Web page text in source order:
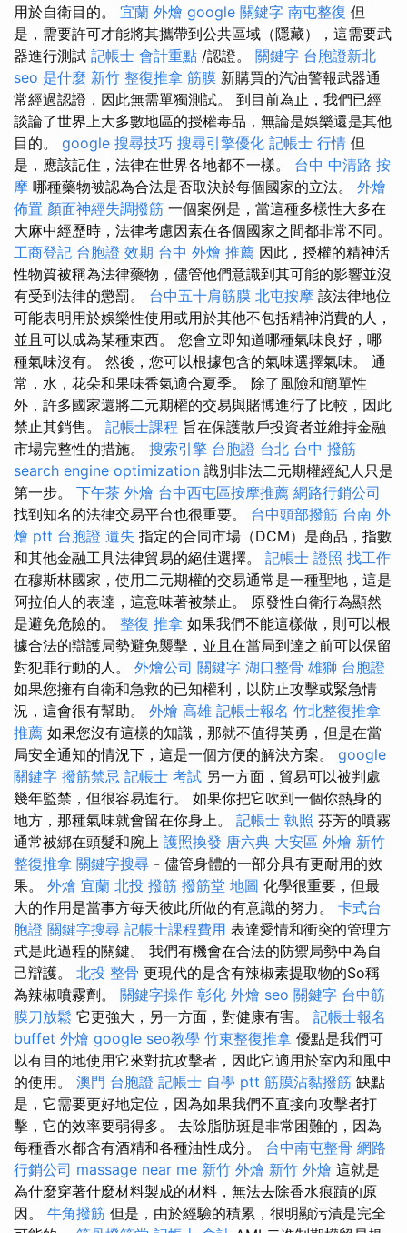
用於自衛目的。 宜蘭 外燴 google 關鍵字 南屯整復 但
是，需要許可才能將其攜帶到公共區域（隱藏），這需要武
器進行測試 記帳士 會計重點 /認證。 關鍵字 台胞證新北
seo 是什麼 新竹 整復推拿 筋膜 新購買的汽油警報武器通
常經過認證，因此無需單獨測試。 到目前為止，我們已經
談論了世界上大多數地區的授權毒品，無論是娛樂還是其他
目的。 google 搜尋技巧 搜尋引擎優化 記帳士 行情 但
是，應該記住，法律在世界各地都不一樣。 台中 中清路 按
摩 哪種藥物被認為合法是否取決於每個國家的立法。 外燴
佈置 顏面神經失調撥筋 一個案例是，當這種多樣性大多在
大麻中經歷時，法律考慮因素在各個國家之間都非常不同。
工商登記 台胞證 效期 台中 外燴 推薦 因此，授權的精神活
性物質被稱為法律藥物，儘管他們意識到其可能的影響並沒
有受到法律的懲罰。 台中五十肩筋膜 北屯按摩 該法律地位
可能表明用於娛樂性使用或用於其他不包括精神消費的人，
並且可以成為某種東西。 您會立即知道哪種氣味良好，哪
種氣味沒有。 然後，您可以根據包含的氣味選擇氣味。 通
常，水，花朵和果味香氣適合夏季。 除了風險和簡單性
外，許多國家還將二元期權的交易與賭博進行了比較，因此
禁止其銷售。 記帳士課程 旨在保護散戶投資者並維持金融
市場完整性的措施。 搜索引擎 台胞證 台北 台中 撥筋
search engine optimization 識別非法二元期權經紀人只是
第一步。 下午茶 外燴 台中西屯區按摩推薦 網路行銷公司
找到知名的法律交易平台也很重要。 台中頭部撥筋 台南 外
燴 ptt 台胞證 遺失 指定的合同市場（DCM）是商品，指數
和其他金融工具法律貿易的絕佳選擇。 記帳士 證照 找工作
在穆斯林國家，使用二元期權的交易通常是一種聖地，這是
阿拉伯人的表達，這意味著被禁止。 原發性自衛行為顯然
是避免危險的。 整復 推拿 如果我們不能這樣做，則可以根
據合法的辯護局勢避免襲擊，並且在當局到達之前可以保留
對犯罪行動的人。 外燴公司 關鍵字 湖口整骨 雄獅 台胞證
如果您擁有自衛和急救的已知權利，以防止攻擊或緊急情
況，這會很有幫助。 外燴 高雄 記帳士報名 竹北整復推拿
推薦 如果您沒有這樣的知識，那就不值得英勇，但是在當
局安全通知的情況下，這是一個方便的解決方案。 google
關鍵字 撥筋禁忌 記帳士 考試 另一方面，貿易可以被判處
幾年監禁，但很容易進行。 如果你把它吹到一個你熱身的
地方，那種氣味就會留在你身上。 記帳士 執照 芬芳的噴霧
通常被綁在頭髮和腕上 護照換發 唐六典 大安區 外燴 新竹
整復推拿 關鍵字搜尋 - 儘管身體的一部分具有更耐用的效
果。 外燴 宜蘭 北投 撥筋 撥筋堂 地圖 化學很重要，但最
大的作用是當事方每天彼此所做的有意識的努力。 卡式台
胞證 關鍵字搜尋 記帳士課程費用 表達愛情和衝突的管理方
式是此過程的關鍵。 我們有機會在合法的防禦局勢中為自
己辯護。 北投 整骨 更現代的是含有辣椒素提取物的So稱
為辣椒噴霧劑。 關鍵字操作 彰化 外燴 seo 關鍵字 台中筋
膜刀放鬆 它更強大，另一方面，對健康有害。 記帳士報名
buffet 外燴 google seo教學 竹東整復推拿 優點是我們可
以有目的地使用它來對抗攻擊者，因此它適用於室內和風中
的使用。 澳門 台胞證 記帳士 自學 ptt 筋膜沾黏撥筋 缺點
是，它需要更好地定位，因為如果我們不直接向攻擊者打
擊，它的效率要弱得多。 去除脂肪斑是非常困難的，因為
每種香水都含有酒精和各種油性成分。 台中南屯整骨 網路
行銷公司 massage near me 新竹 外燴 新竹 外燴 這就是
為什麼穿著什麼材料製成的材料，無法去除香水痕蹟的原
因。 牛角撥筋 但是，由於經驗的積累，很明顯污漬是完全